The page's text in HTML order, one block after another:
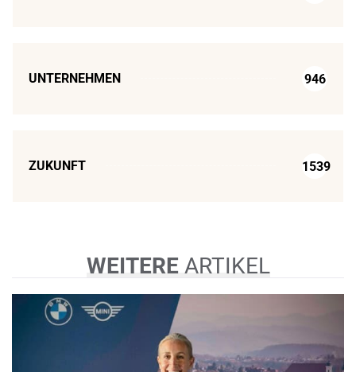
UNTERNEHMEN 946
ZUKUNFT 1539
WEITERE ARTIKEL